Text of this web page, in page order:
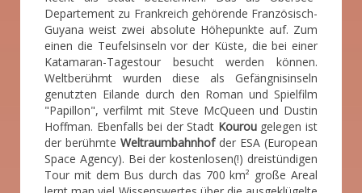
Departement zu Frankreich gehörende Französisch-
Guyana weist zwei absolute Höhepunkte auf. Zum
einen die Teufelsinseln vor der Küste, die bei einer
Katamaran-Tagestour besucht werden können.
Weltberühmt wurden diese als Gefängnisinseln
genutzten Eilande durch den Roman und Spielfilm
"Papillon", verfilmt mit Steve McQueen und Dustin
Hoffman. Ebenfalls bei der Stadt Kourougelegen ist
der berühmte Weltraumbahnhofder ESA (European
Space Agency). Bei der kostenlosen(!) dreistündigen
Tour mit dem Bus durch das 700 km² große Areal